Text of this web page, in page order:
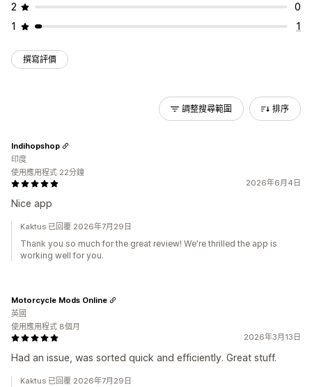
2
0
1
1
撰寫評價
調整搜尋範圍 排序
2026年6月4日
Nice app
Indihopshop
印度
使用應用程式 22分鐘
Kaktus 已回覆 2026年7月29日
Thank you so much for the great review! We're thrilled the app is
working well for you.
2026年3月13日
Had an issue, was sorted quick and efficiently. Great stuff.
Motorcycle Mods Online
英國
使用應用程式 8個月
Kaktus 已回覆 2026年7月29日